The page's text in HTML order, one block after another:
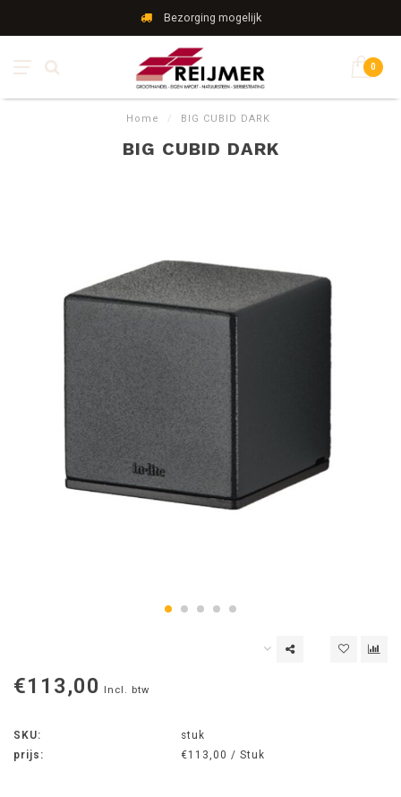
Bezorging mogelijk
0
Home / BIG CUBID DARK
BIG CUBID DARK
€113,00 Incl. btw
SKU:
stuk
prijs:
€113,00 / Stuk